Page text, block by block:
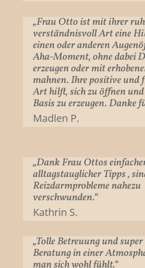
„Frau Otto ist mit ihrer
verständnisvoll Art eine
einen oder anderen
Aha-Moment, ohne dabei
erzeugen oder mit
mahnen. Ihre positive und
Art hilft, sich zu öffnen
Basis zu erzeugen. Danke
Madlen P.
„Dank Frau Ottos
alltagstauglicher Tipps ,
Reizdarmprobleme nahezu
verschwunden.“
Kathrin S.
„Tolle Betreuung und
Beratung in einer
man sich wohl fühlt.“